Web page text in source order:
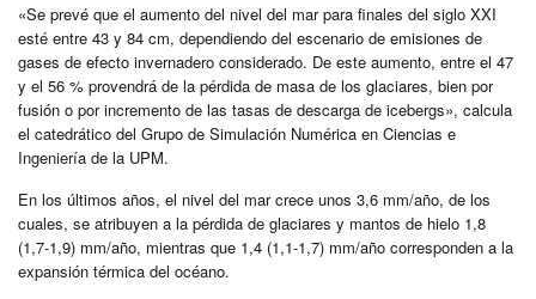
«Se prevé que el aumento del nivel del mar para finales del siglo XXI
esté entre 43 y 84 cm, dependiendo del escenario de emisiones de
gases de efecto invernadero considerado. De este aumento, entre el 47
y el 56 % provendrá de la pérdida de masa de los glaciares, bien por
fusión o por incremento de las tasas de descarga de icebergs», calcula
el catedrático del Grupo de Simulación Numérica en Ciencias e
Ingeniería de la UPM.
En los últimos años, el nivel del mar crece unos 3,6 mm/año, de los
cuales, se atribuyen a la pérdida de glaciares y mantos de hielo 1,8
(1,7-1,9) mm/año, mientras que 1,4 (1,1-1,7) mm/año corresponden a la
expansión térmica del océano.